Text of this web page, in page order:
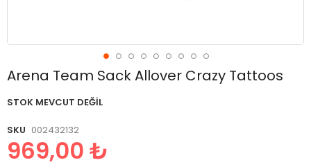
Arena Team Sack Allover Crazy Tattoos
STOK MEVCUT DEĞIL
SKU 002432132
969,00 ₺
Resim
başlangıcına